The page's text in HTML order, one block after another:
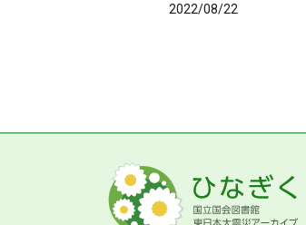
2022/08/22